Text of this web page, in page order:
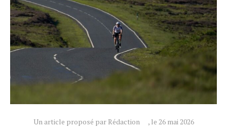
Un article proposé par Rédaction , le 26 mai 2026